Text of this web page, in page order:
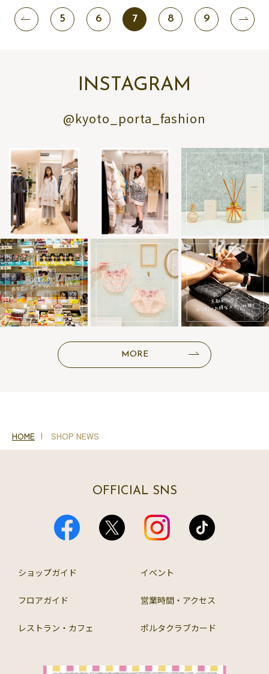
5 6 7 8 9
INSTAGRAM
@kyoto_porta_fashion
MORE
HOME SHOP NEWS
OFFICIAL SNS
ショップガイド イベント
フロアガイド 営業時間・アクセス
レストラン・カフェ ポルタクラブカード